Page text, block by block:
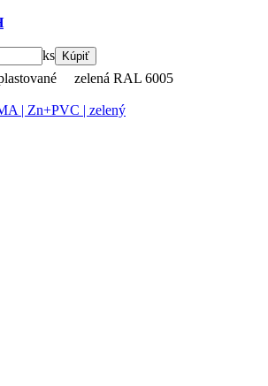
ks
Kúpiť
zelená RAL 6005
| Zn+PVC | zelený